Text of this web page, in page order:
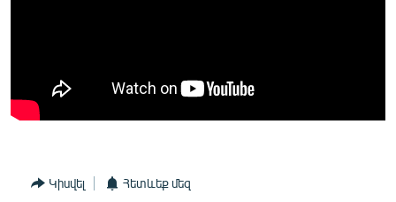
Կիսվել Հետևեք մեզ